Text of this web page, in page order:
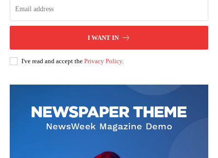
I WANT IN
I've read and accept the Privacy Policy.